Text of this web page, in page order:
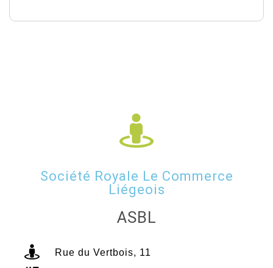
Société Royale Le Commerce
Liégeois
ASBL
Rue du Vertbois, 11